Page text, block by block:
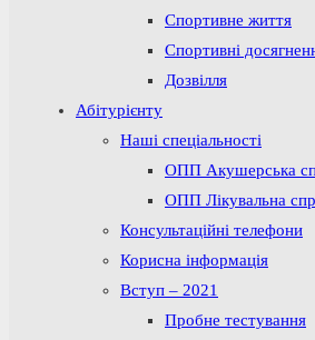
Спортивне життя
Спортивні
Дозвілля
Абітурієнту
Наші спеціальності
ОПП Акушерська
ОПП Лікувальна
Консультаційні телефони
Корисна інформація
Вступ – 2021
Пробне тестування